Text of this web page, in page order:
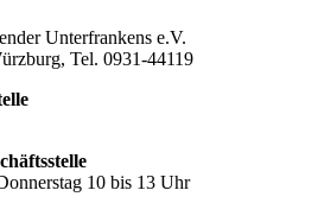
Unterfrankens e.V.
Tel. 0931-44119
10 bis 13 Uhr